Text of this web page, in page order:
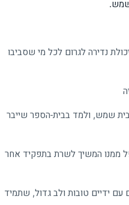
שמש.
נדירה לגרום לכל מי שסביבו
שמש, ולמד בבית-הספר שייבר
ממנו המשיך לשרת בתפקיד אחר
ידיים טובות ולב גדול, שתמיד